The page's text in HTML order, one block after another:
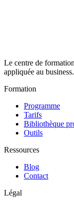
Le centre de
appliquée au business.
Formation
Programme
Tarifs
Bibliothèque
Outils
Ressources
Blog
Contact
Légal